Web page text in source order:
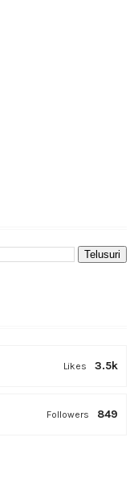
3.5k
Likes
849
Followers